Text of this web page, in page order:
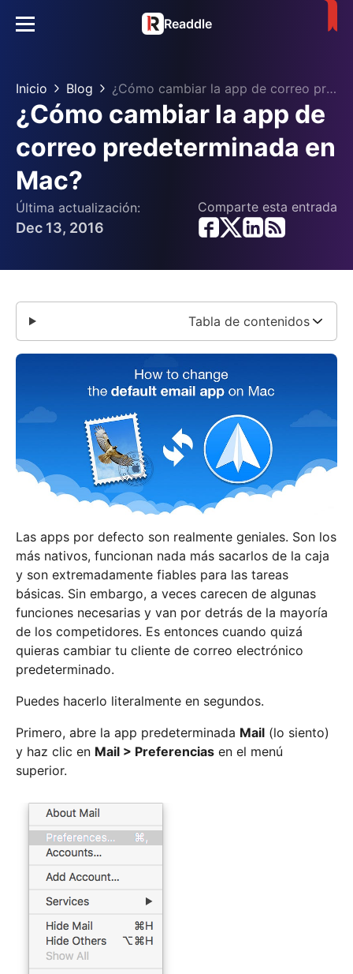
Readdle
Inicio Blog ¿Cómo cambiar la app de correo predeterminada en Mac?
¿Cómo cambiar la app de
correo predeterminada en
Mac?
Última actualización:
Dec 13, 2016
Comparte esta entrada
Tabla de contenidos
Las apps por defecto son realmente geniales. Son los
más nativos, funcionan nada más sacarlos de la caja
y son extremadamente fiables para las tareas
básicas. Sin embargo, a veces carecen de algunas
funciones necesarias y van por detrás de la mayoría
de los competidores. Es entonces cuando quizá
quieras cambiar tu cliente de correo electrónico
predeterminado.
Puedes hacerlo literalmente en segundos.
Primero, abre la app predeterminada Mail (lo siento)
y haz clic en Mail > Preferencias en el menú
superior.